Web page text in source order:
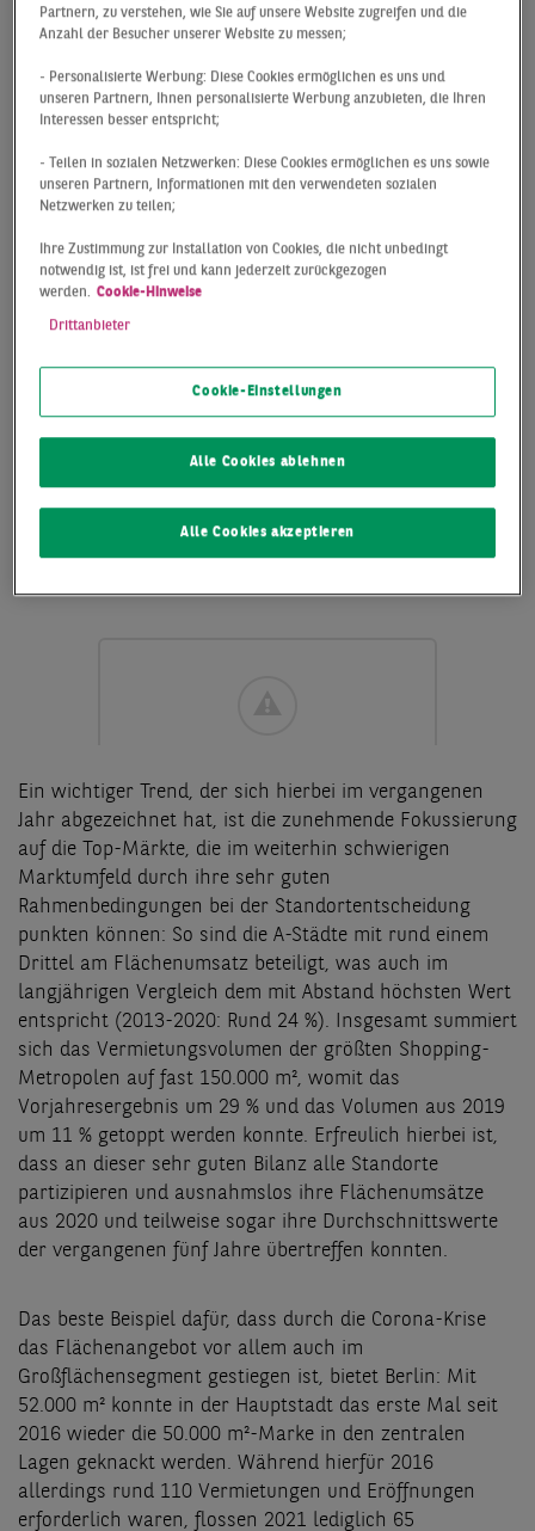
Die in den letzten 12 Monaten registrierten
Vermietungszahlen in deutschen
Innenstadtlagen unterstreichen, dass die
Stimmungslage auf dem Retailmarkt im zweiten
Mit einem Flächenumsatz von knapp 465.000
m² liegt das Gesamtresultat zwar weiterhin fast
ein Viertel unter dem Ergebnis aus dem Jahr
2019, das Volumen aus dem Vorjahr konnte
allerdings um rund 12 % gesteigert werden.
Gastronomiesektor nicht gänzlich
auszuschließen sind, hat die gestiegene
Zuversicht von Retailern, das Risiko mittel- oder
langfristiger Mietentscheidungen jetzt wieder
etwas besser abschätzen zu können, das
Ein wichtiger Trend, der sich hierbei im vergangenen
Jahr abgezeichnet hat, ist die zunehmende Fokussierung
auf die Top-Märkte, die im weiterhin schwierigen
Marktumfeld durch ihre sehr guten
Rahmenbedingungen bei der Standortentscheidung
punkten können: So sind die A-Städte mit rund einem
Drittel am Flächenumsatz beteiligt, was auch im
langjährigen Vergleich dem mit Abstand höchsten Wert
entspricht (2013-2020: Rund 24 %). Insgesamt summiert
sich das Vermietungsvolumen der größten Shopping-
Metropolen auf fast 150.000 m², womit das
Vorjahresergebnis um 29 % und das Volumen aus 2019
um 11 % getoppt werden konnte. Erfreulich hierbei ist,
dass an dieser sehr guten Bilanz alle Standorte
partizipieren und ausnahmslos ihre Flächenumsätze
aus 2020 und teilweise sogar ihre Durchschnittswerte
der vergangenen fünf Jahre übertreffen konnten.
Das beste Beispiel dafür, dass durch die Corona-Krise
das Flächenangebot vor allem auch im
Großflächensegment gestiegen ist, bietet Berlin: Mit
52.000 m² konnte in der Hauptstadt das erste Mal seit
2016 wieder die 50.000 m²-Marke in den zentralen
Lagen geknackt werden. Während hierfür 2016
allerdings rund 110 Vermietungen und Eröffnungen
erforderlich waren, flossen 2021 lediglich 65
Partnern, zu verstehen, wie Sie auf unsere Website zugreifen und die
Anzahl der Besucher unserer Website zu messen;
- Personalisierte Werbung: Diese Cookies ermöglichen es uns und
unseren Partnern, Ihnen personalisierte Werbung anzubieten, die Ihren
Interessen besser entspricht;
- Teilen in sozialen Netzwerken: Diese Cookies ermöglichen es uns sowie
unseren Partnern, Informationen mit den verwendeten sozialen
Netzwerken zu teilen;
Ihre Zustimmung zur Installation von Cookies, die nicht unbedingt
notwendig ist, ist frei und kann jederzeit zurückgezogen
werden. Cookie-Hinweise
Drittanbieter
Cookie-Einstellungen
Alle Cookies ablehnen
Alle Cookies akzeptieren